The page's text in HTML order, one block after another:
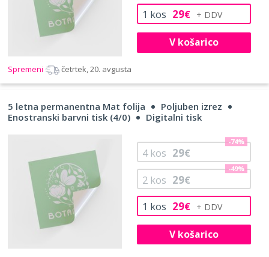
1 kos 29€
V košarico
Spremeni četrtek, 20. avgusta
5 letna permanentna Mat folija
Poljuben izrez
Enostranski barvni tisk (4/0)
Digitalni tisk
1 kos 29€
2kos 29€
-49%
4kos 29€
-74%
V košarico